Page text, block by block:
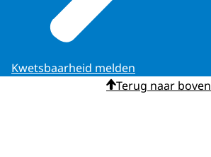
Kwetsbaarheid melden
Terug naar boven